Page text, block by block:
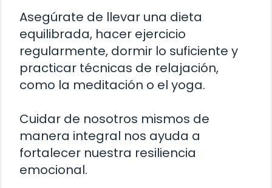
Asegúrate de llevar una dieta
equilibrada, hacer ejercicio
regularmente, dormir lo suficiente y
practicar técnicas de relajación,
como la meditación o el yoga.
Cuidar de nosotros mismos de
manera integral nos ayuda a
fortalecer nuestra resiliencia
emocional.